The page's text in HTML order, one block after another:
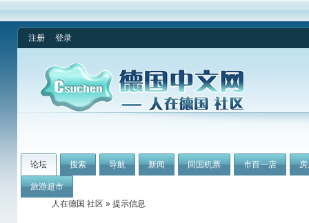
注册 登录
论坛 搜索 导航 新闻 回国机票 市百一店
旅游超市
人在德国 社区 » 提示信息